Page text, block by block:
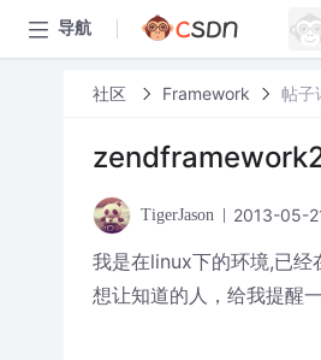
导航
社区 Framework 帖子
TigerJason 2013-05-
我是在linux下的环境,已
想让知道的人，给我提醒